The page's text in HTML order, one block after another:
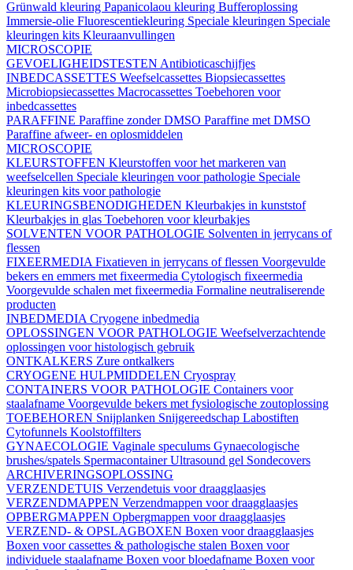
Grünwald kleuring Papanicolaou kleuring Bufferoplossing
Immersie-olie Fluorescentiekleuring Speciale kleuringen Speciale
kleuringen kits Kleuraanvullingen
MICROSCOPIE
GEVOELIGHEIDSTESTEN Antibioticaschijfjes
INBEDCASSETTES Weefselcassettes Biopsiecassettes
Microbiopsiecassettes Macrocassettes Toebehoren voor
inbedcassettes
PARAFFINE Paraffine zonder DMSO Paraffine met DMSO
Paraffine afweer- en oplosmiddelen
MICROSCOPIE
KLEURSTOFFEN Kleurstoffen voor het markeren van
weefselcellen Speciale kleuringen voor pathologie Speciale
kleuringen kits voor pathologie
KLEURINGSBENODIGHEDEN Kleurbakjes in kunststof
Kleurbakjes in glas Toebehoren voor kleurbakjes
SOLVENTEN VOOR PATHOLOGIE Solventen in jerrycans of
flessen
FIXEERMEDIA Fixatieven in jerrycans of flessen Voorgevulde
bekers en emmers met fixeermedia Cytologisch fixeermedia
Voorgevulde schalen met fixeermedia Formaline neutraliserende
producten
INBEDMEDIA Cryogene inbedmedia
OPLOSSINGEN VOOR PATHOLOGIE Weefselverzachtende
oplossingen voor histologisch gebruik
ONTKALKERS Zure ontkalkers
CRYOGENE HULPMIDDELEN Cryospray
CONTAINERS VOOR PATHOLOGIE Containers voor
staalafname Voorgevulde bekers met fysiologische zoutoplossing
TOEBEHOREN Snijplanken Snijgereedschap Labostiften
Cytofunnels Koolstoffilters
GYNAECOLOGIE Vaginale speculums Gynaecologische
brushes/spatels SpermacontainerUltrasound gel Sondecovers
ARCHIVERINGSOPLOSSING
VERZENDETUIS Verzendetuis voor draagglaasjes
VERZENDMAPPEN Verzendmappen voor draagglaasjes
OPBERGMAPPEN Opbergmappen voor draagglaasjes
VERZEND- & OPSLAGBOXEN Boxen voor draagglaasjes
Boxen voor cassettes & pathologische stalen Boxen voor
individuele staalafname Boxen voor bloedafname Boxen voor